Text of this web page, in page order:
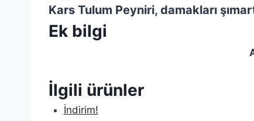
Kars Tulum Peyniri, damakları
Ek bilgi
İlgili ürünler
İndirim!